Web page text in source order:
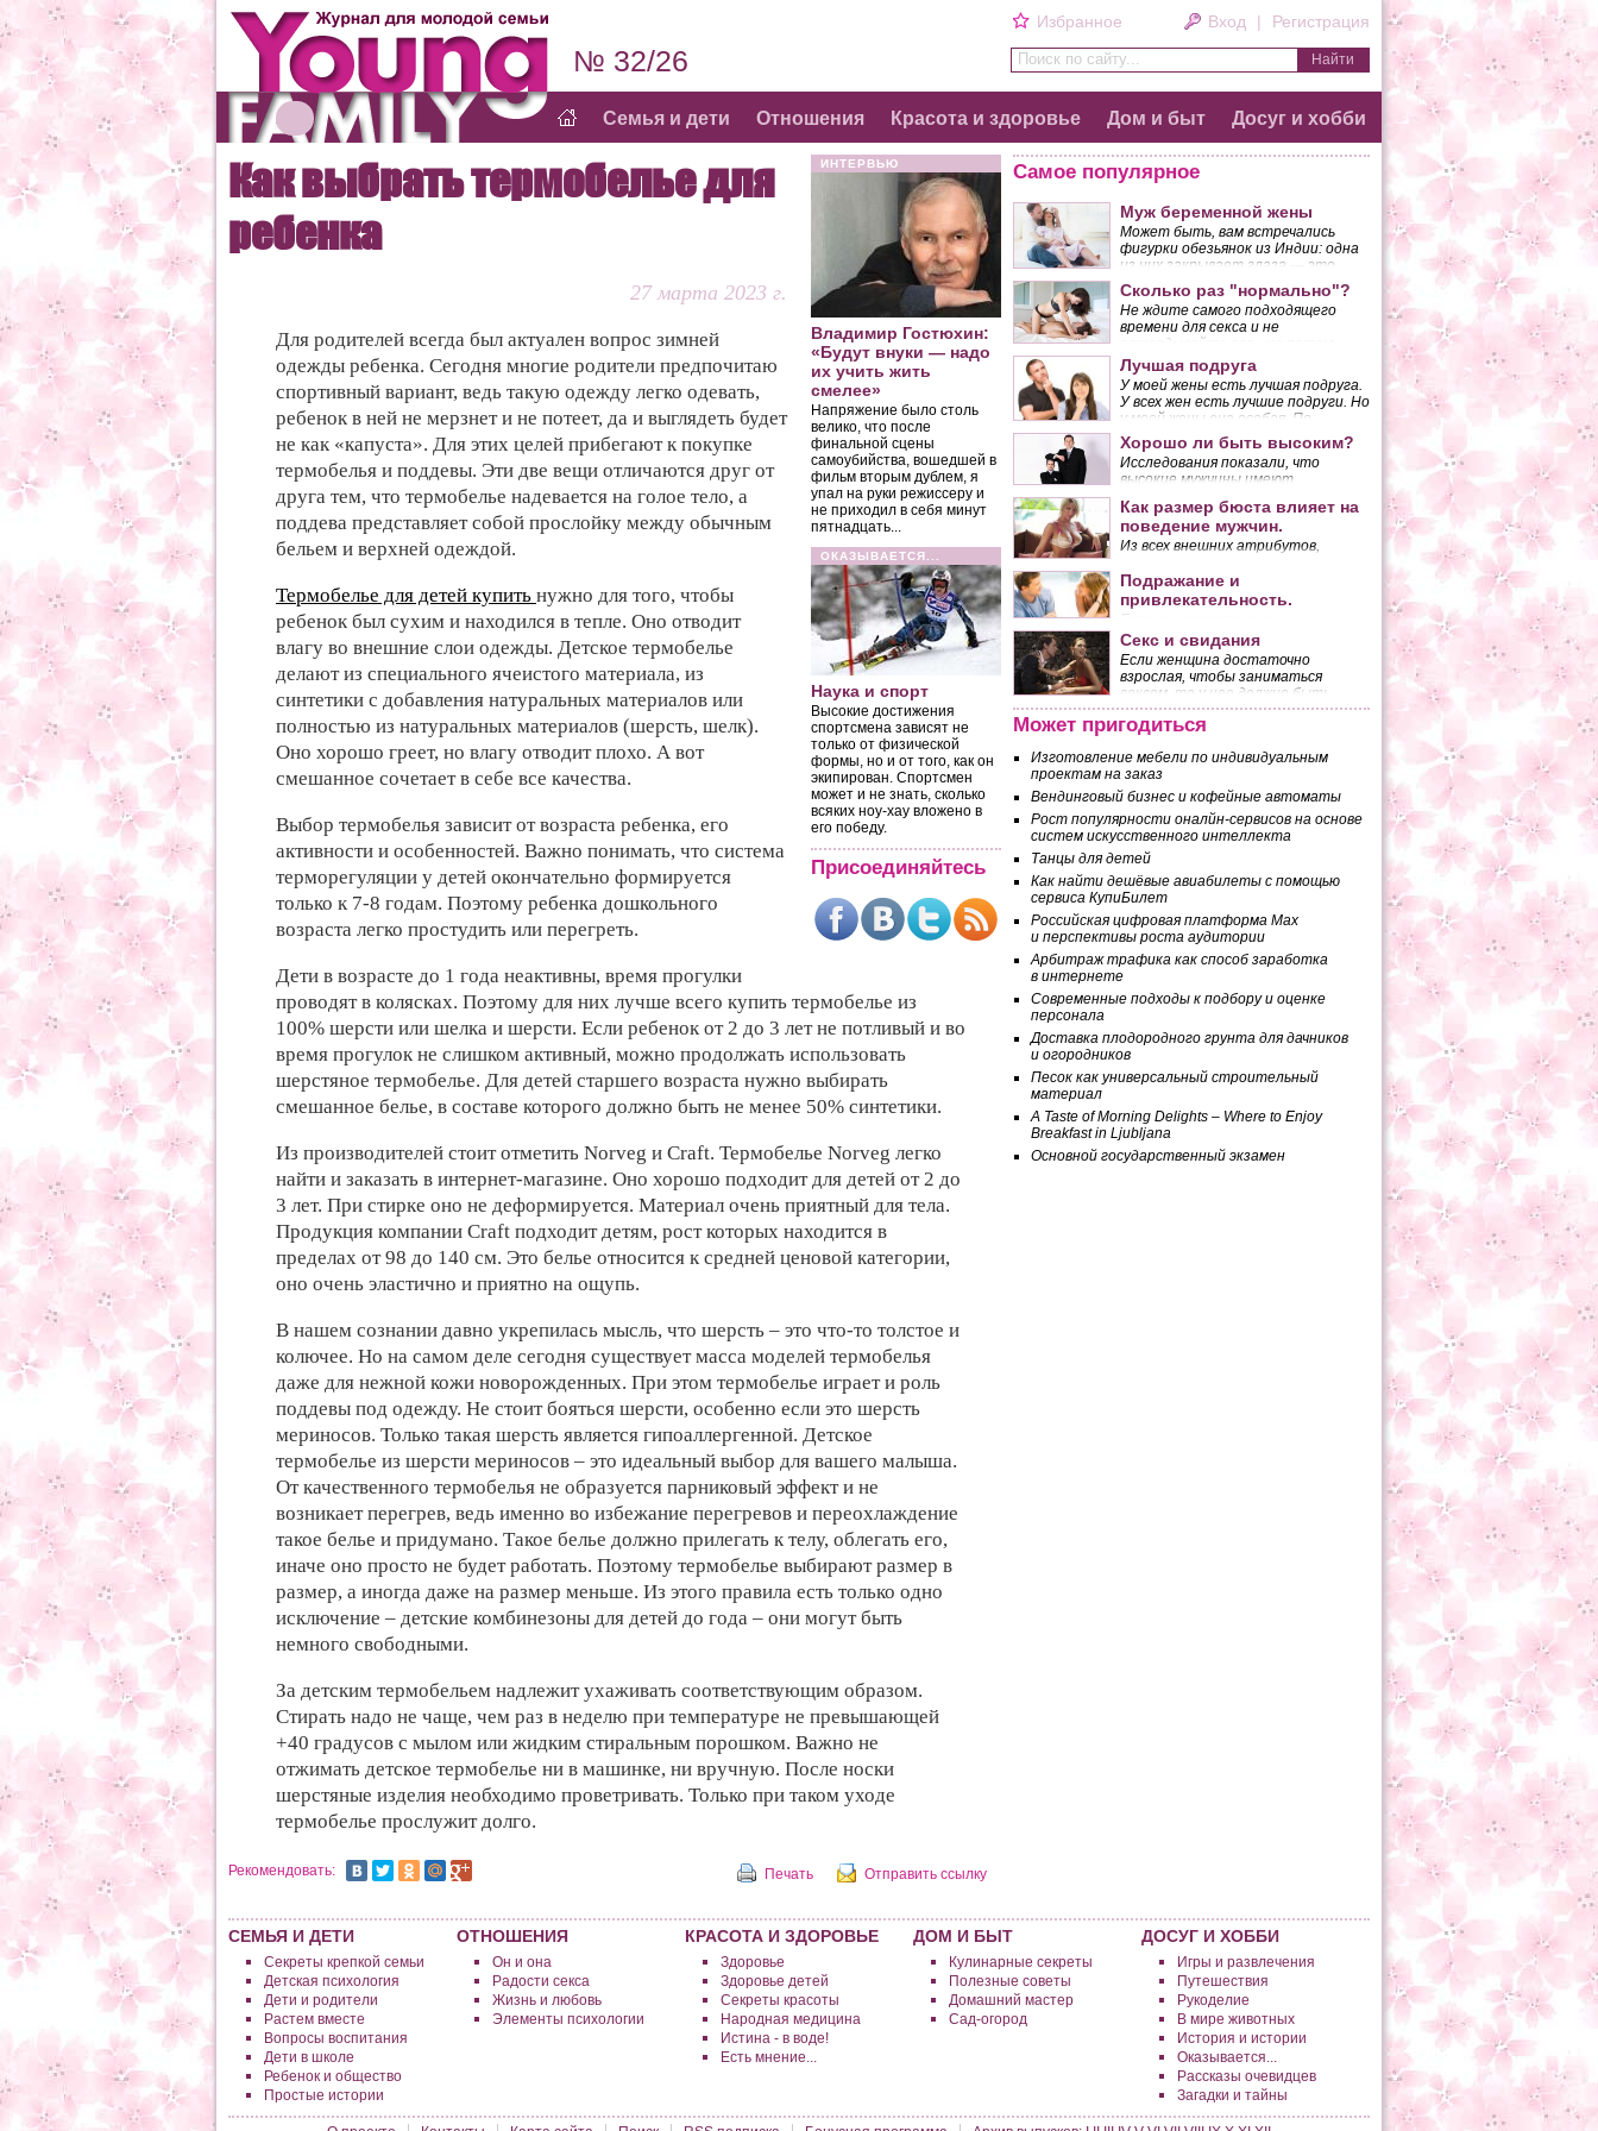
№ 32/26
Вход | Регистрация
Избранное
Поиск по сайту...
Семья и дети Отношения Красота и здоровье Дом и быт Досуг и хобби
Самое популярное
Муж беременной жены
Может быть, вам встречались
фигурки обезьянок из Индии: одна
из них закрывает глаза — это
означает «не смотрю плохого»;
другая закрывает уши — «не
слушаю плохого»; еще одна
закрывает лапкой рот, что значит
Приблизительно так должна
вести себя беременная женщина.
Сколько раз "нормально"?
Не ждите самого подходящего
времени для секса и не
откладывайте его «на потом»,
если желанный момент так и не
наступает. Вы должны понять,
что, поступая таким образом, вы
разрушаете основу своего брака.
Лучшая подруга
У моей жены есть лучшая подруга.
У всех жен есть лучшие подруги. Но
у моей жены она особая. По
крайней мере, так думаю я.
Хорошо ли быть высоким?
Исследования показали, что
высокие мужчины имеют
низкорослыми.
Как размер бюста влияет на
поведение мужчин.
Из всех внешних атрибутов,
наибольшее количество мужских
взглядов притягивает ее грудь.
Подражание и
привлекательность.
Если мы внимательно
присмотримся к двум
разговаривающим людям, то
заметим, что они копируют
жесты друг друга. Это
бессознательно.
Секс и свидания
Если женщина достаточно
взрослая, чтобы заниматься
сексом, то у нее должно быть
собственное мнение по поводу
того, чего она ожидает от
Может пригодиться
Изготовление мебели по индивидуальным
проектам на заказ
Вендинговый бизнес и кофейные автоматы
Рост популярности оналйн-сервисов на основе
систем искусственного интеллекта
Танцы для детей
Как найти дешёвые авиабилеты с помощью
сервиса КупиБилет
Российская цифровая платформа Max
и перспективы роста аудитории
Арбитраж трафика как способ заработка
в интернете
Современные подходы к подбору и оценке
персонала
Доставка плодородного грунта для дачников
и огородников
Песок как универсальный строительный
материал
A Taste of Morning Delights – Where to Enjoy
Breakfast in Ljubljana
Основной государственный экзамен
ИНТЕРВЬЮ
Владимир Гостюхин:
«Будут внуки — надо
их учить жить
смелее»
Напряжение было столь
велико, что после
финальной сцены
самоубийства, вошедшей в
фильм вторым дублем, я
упал на руки режиссеру и
не приходил в себя минут
пятнадцать...
ОКАЗЫВАЕТСЯ...
Наука и спорт
Высокие достижения
спортсмена зависят не
только от физической
формы, но и от того, как он
экипирован. Спортсмен
может и не знать, сколько
всяких ноу-хау вложено в
его победу.
Присоединяйтесь
Как выбрать термобелье для
ребенка
27 марта 2023 г.
Для родителей всегда был актуален вопрос зимней
одежды ребенка. Сегодня многие родители предпочитаю
спортивный вариант, ведь такую одежду легко одевать,
ребенок в ней не мерзнет и не потеет, да и выглядеть будет
не как «капуста». Для этих целей прибегают к покупке
термобелья и поддевы. Эти две вещи отличаются друг от
друга тем, что термобелье надевается на голое тело, а
поддева представляет собой прослойку между обычным
бельем и верхней одеждой.
Термобелье для детей купить нужно для того, чтобы
ребенок был сухим и находился в тепле. Оно отводит
влагу во внешние слои одежды. Детское термобелье
делают из специального ячеистого материала, из
синтетики с добавления натуральных материалов или
полностью из натуральных материалов (шерсть, шелк).
Оно хорошо греет, но влагу отводит плохо. А вот
смешанное сочетает в себе все качества.
Выбор термобелья зависит от возраста ребенка, его
активности и особенностей. Важно понимать, что система
терморегуляции у детей окончательно формируется
только к 7-8 годам. Поэтому ребенка дошкольного
возраста легко простудить или перегреть.
Дети в возрасте до 1 года неактивны, время прогулки
проводят в колясках. Поэтому для них лучше всего купить термобелье из
100% шерсти или шелка и шерсти. Если ребенок от 2 до 3 лет не потливый и во
время прогулок не слишком активный, можно продолжать использовать
шерстяное термобелье. Для детей старшего возраста нужно выбирать
смешанное белье, в составе которого должно быть не менее 50% синтетики.
Из производителей стоит отметить Norveg и Craft. Термобелье Norveg легко
найти и заказать в интернет-магазине. Оно хорошо подходит для детей от 2 до
3 лет. При стирке оно не деформируется. Материал очень приятный для тела.
Продукция компании Craft подходит детям, рост которых находится в
пределах от 98 до 140 см. Это белье относится к средней ценовой категории,
оно очень эластично и приятно на ощупь.
В нашем сознании давно укрепилась мысль, что шерсть – это что-то толстое и
колючее. Но на самом деле сегодня существует масса моделей термобелья
даже для нежной кожи новорожденных. При этом термобелье играет и роль
поддевы под одежду. Не стоит бояться шерсти, особенно если это шерсть
мериносов. Только такая шерсть является гипоаллергенной. Детское
термобелье из шерсти мериносов – это идеальный выбор для вашего малыша.
От качественного термобелья не образуется парниковый эффект и не
возникает перегрев, ведь именно во избежание перегревов и переохлаждение
такое белье и придумано. Такое белье должно прилегать к телу, облегать его,
иначе оно просто не будет работать. Поэтому термобелье выбирают размер в
размер, а иногда даже на размер меньше. Из этого правила есть только одно
исключение – детские комбинезоны для детей до года – они могут быть
немного свободными.
За детским термобельем надлежит ухаживать соответствующим образом.
Стирать надо не чаще, чем раз в неделю при температуре не превышающей
+40 градусов с мылом или жидким стиральным порошком. Важно не
отжимать детское термобелье ни в машинке, ни вручную. После носки
шерстяные изделия необходимо проветривать. Только при таком уходе
термобелье прослужит долго.
Рекомендовать: Отправить ссылку
Печать
СЕМЬЯ И ДЕТИ
Секреты крепкой семьи
Детская психология
Дети и родители
Растем вместе
Вопросы воспитания
Дети в школе
Ребенок и общество
Простые истории
ОТНОШЕНИЯ
Он и она
Радости секса
Жизнь и любовь
Элементы психологии
КРАСОТА И ЗДОРОВЬЕ
Здоровье
Здоровье детей
Секреты красоты
Народная медицина
Истина - в воде!
Есть мнение...
ДОМ И БЫТ
Кулинарные секреты
Полезные советы
Домашний мастер
Сад-огород
ДОСУГ И ХОББИ
Игры и развлечения
Путешествия
Рукоделие
В мире животных
История и истории
Оказывается...
Рассказы очевидцев
Загадки и тайны